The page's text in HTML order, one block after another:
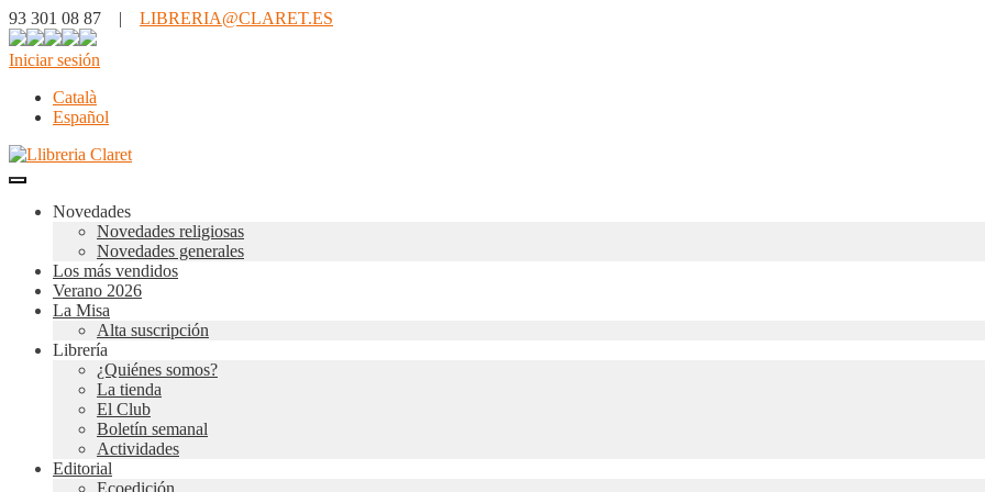
93 301 08 87 | LIBRERIA@CLARET.ES
Iniciar sesión
Català
Español
Novedades
Novedades religiosas
Novedades generales
Los más vendidos
Verano 2026
La Misa
Alta suscripción
Librería
¿Quiénes somos?
La tienda
El Club
Boletín semanal
Actividades
Editorial
Ecoedición